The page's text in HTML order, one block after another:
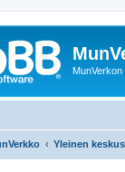
MunVerkon
Yleinen